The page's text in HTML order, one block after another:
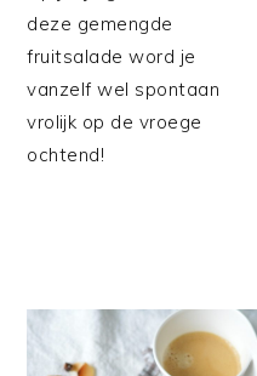
deze gemengde
fruitsalade word je
vanzelf wel spontaan
vrolijk op de vroege
ochtend!